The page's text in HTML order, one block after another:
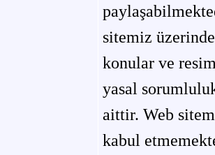
sitemiz
konular ve
yasal
aittir. Web
kabul